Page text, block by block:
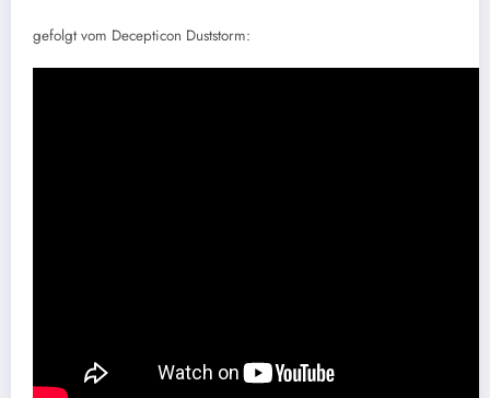
gefolgt vom Decepticon Duststorm: